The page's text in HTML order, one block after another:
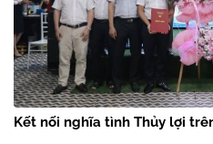
Kết nối nghĩa tình Thủy lợi